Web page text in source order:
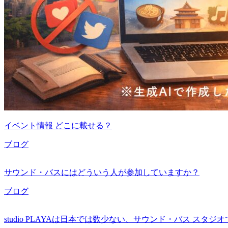
イベント情報 どこに載せる？
ブログ
サウンド・バスにはどういう人が参加していますか？
ブログ
studio PLAYAは日本では数少ない、サウンド・バス スタジオ